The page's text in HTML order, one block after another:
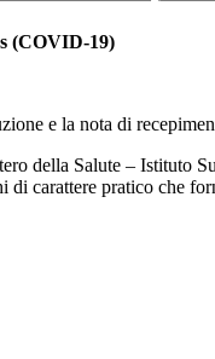
(COVID-19)
e la nota di
della Salute – Istituto
carattere pratico che